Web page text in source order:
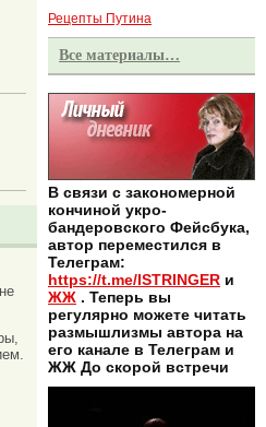
Рецепты Путина
Все материалы…
В связи с закономерной
кончиной укро-
бандеровского Фейсбука,
автор переместился в
Телеграм:
https://t.me/ISTRINGER и
ЖЖ . Теперь вы
регулярно можете читать
размышлизмы автора на
его канале в Телеграм и
ЖЖ До скорой встречи